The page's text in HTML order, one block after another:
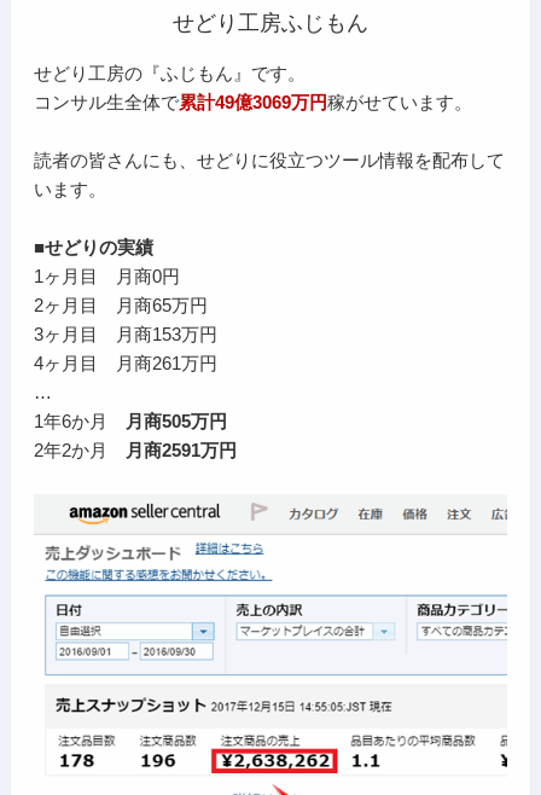
せどり工房ふじもん
せどり工房の『ふじもん』です。
コンサル生全体で累計49億3069万円稼がせています。
読者の皆さんにも、せどりに役立つツール情報を配布して
います。
■せどりの実績
1ヶ月目 月商0円
2ヶ月目 月商65万円
3ヶ月目 月商153万円
4ヶ月目 月商261万円
…
1年6か月
月商505万円
2年2か月
月商2591万円